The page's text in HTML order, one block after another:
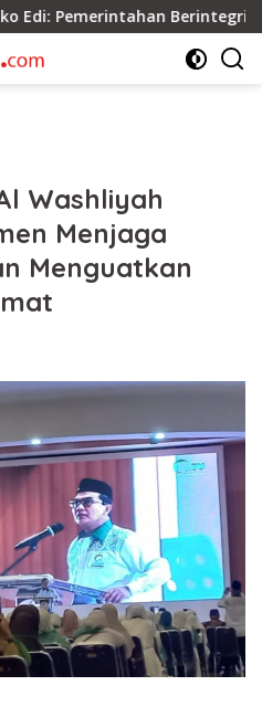
Berintegritas
Washliyah
Menjaga
Menguatkan